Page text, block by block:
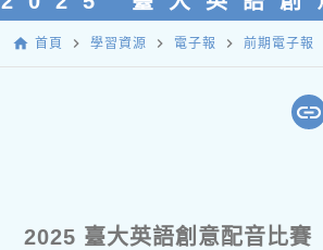
home 首頁 navigate_next 學習資源 navigate_next 電子報 navigate_next 前期電子報
2025 臺大英語創意配音比賽